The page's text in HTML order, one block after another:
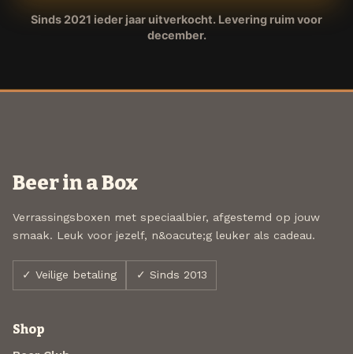
Sinds 2021 ieder jaar uitverkocht. Levering ruim voor
december.
Beer in a Box
Verrassingsboxen met speciaalbier, afgestemd op jouw
smaak. Leuk voor jezelf, n&oacute;g leuker als cadeau.
✓ Veilige betaling ✓ Sinds 2013
Shop